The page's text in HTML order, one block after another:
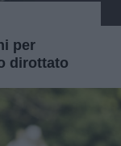
per
dirottato